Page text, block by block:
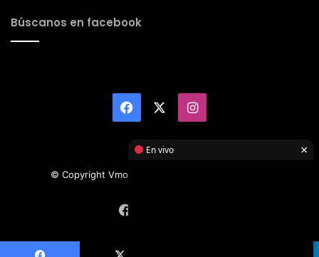
Búscanos en facebook
Facebook Instagram
© Copyright Vmotor TI 2026, All Rights Reserved
En vivo ×